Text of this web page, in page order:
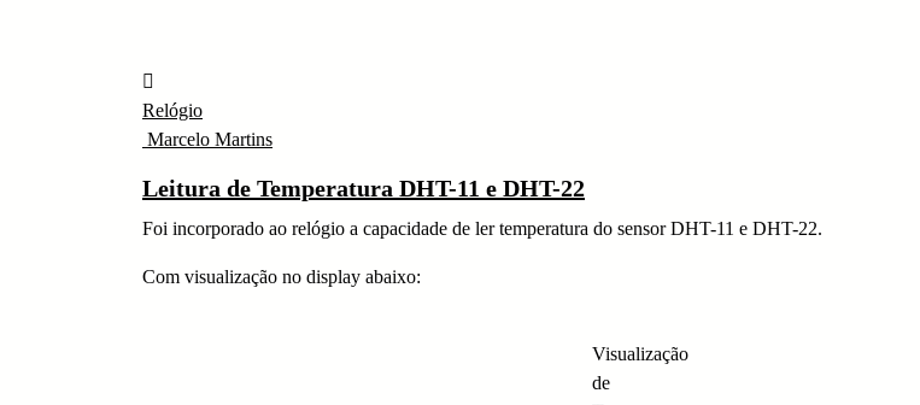
Relógio
Marcelo Martins
Leitura de Temperatura DHT-11 e DHT-22
Foi incorporado ao relógio a capacidade de ler temperatura do sensor DHT-11 e DHT-22.
Com visualização no display abaixo:
Visualização
de